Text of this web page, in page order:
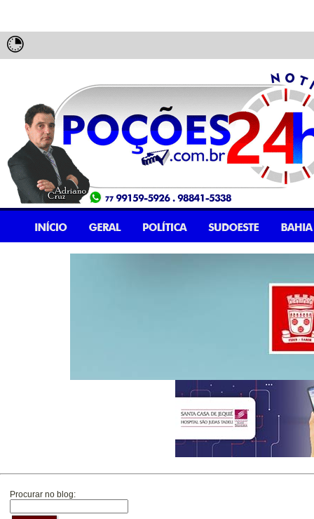
Procurar no blog: